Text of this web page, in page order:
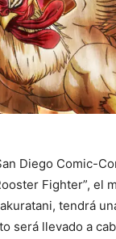
Diego Comic-
Fighter”, el
tendrá
será llevado a